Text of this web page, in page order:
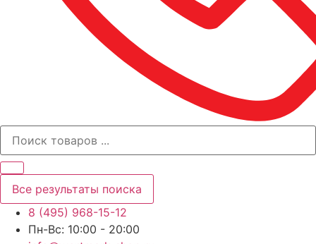
Все результаты поиска
8 (495) 968-15-12
Пн-Вс: 10:00 - 20:00